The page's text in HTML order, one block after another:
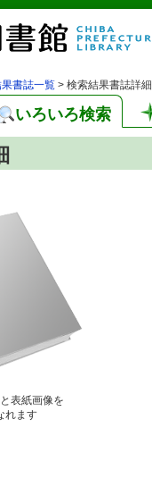
書誌一覧 > 検索結果書誌詳細
いろいろ検索
表紙画像を
れます